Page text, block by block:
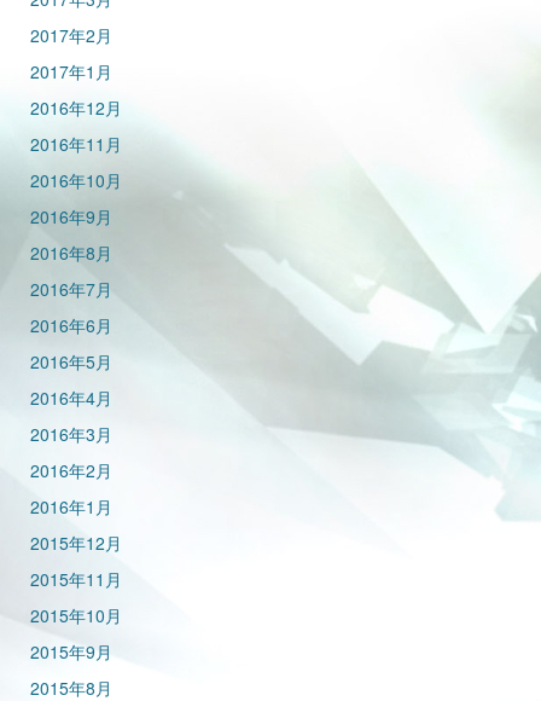
2017年2月
2017年1月
2016年12月
2016年11月
2016年10月
2016年9月
2016年8月
2016年7月
2016年6月
2016年5月
2016年4月
2016年3月
2016年2月
2016年1月
2015年12月
2015年11月
2015年10月
2015年9月
2015年8月